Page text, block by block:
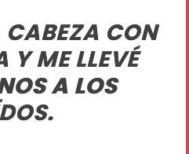
CABEZA CON
ME LLEVÉ
A LOS